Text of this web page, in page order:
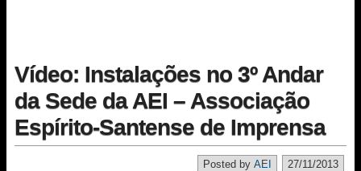
Vídeo: Instalações no 3º Andar
da Sede da AEI – Associação
Espírito-Santense de Imprensa
27/11/2013
Posted by AEI